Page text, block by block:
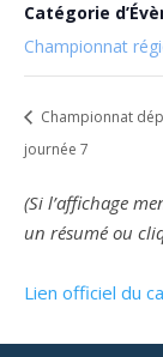
Catégorie
Championnat
Championnat
journée 7
(Si l’affichage
un résumé ou
Lien officiel du